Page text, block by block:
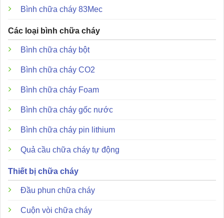
Bình chữa cháy 83Mec
Các loại bình chữa cháy
Bình chữa cháy bột
Bình chữa cháy CO2
Bình chữa cháy Foam
Bình chữa cháy gốc nước
Bình chữa cháy pin lithium
Quả cầu chữa cháy tự động
Thiết bị chữa cháy
Đầu phun chữa cháy
Cuộn vòi chữa cháy